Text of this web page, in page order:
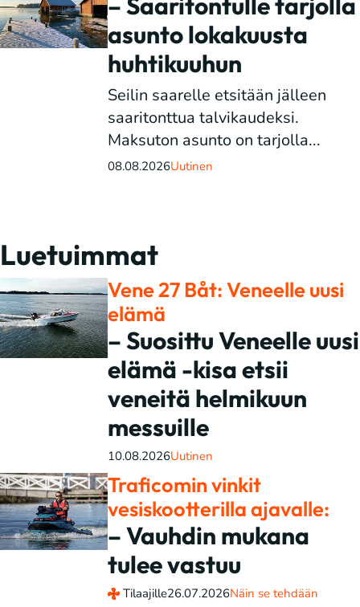
asunto lokakuusta
huhtikuuhun
Seilin saarelle etsitään jälleen
saaritonttua talvikaudeksi.
Maksuton asunto on tarjolla...
08.08.2026Uutinen
Luetuimmat
Vene 27 Båt: Veneelle uusi
elämä
– Suosittu Veneelle uusi
elämä -kisa etsii
veneitä helmikuun
messuille
10.08.2026Uutinen
Traficomin vinkit
vesiskootterilla ajavalle:
– Vauhdin mukana
tulee vastuu
Tilaajille26.07.2026Näin se tehdään